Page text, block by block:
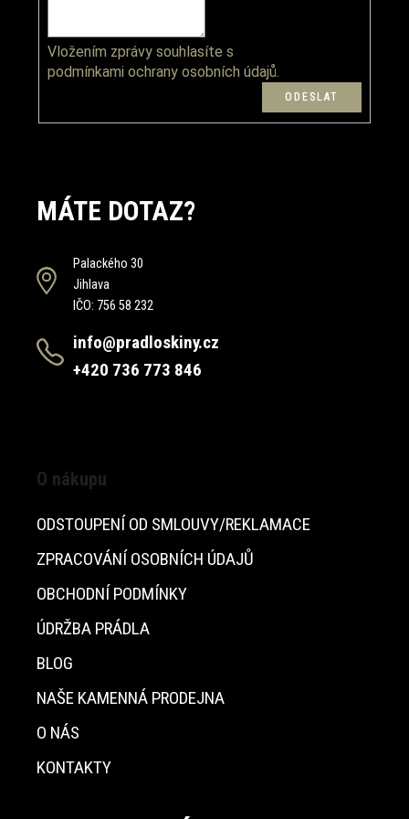
Vložením zprávy souhlasíte s
podmínkami ochrany osobních údajů.
MÁTE DOTAZ?
Palackého 30
Jihlava
IČO: 756 58 232
info@pradloskiny.cz
+420 736 773 846
O nákupu
ODSTOUPENÍ OD SMLOUVY/REKLAMACE
ZPRACOVÁNÍ OSOBNÍCH ÚDAJŮ
OBCHODNÍ PODMÍNKY
ÚDRŽBA PRÁDLA
BLOG
NAŠE KAMENNÁ PRODEJNA
O NÁS
KONTAKTY